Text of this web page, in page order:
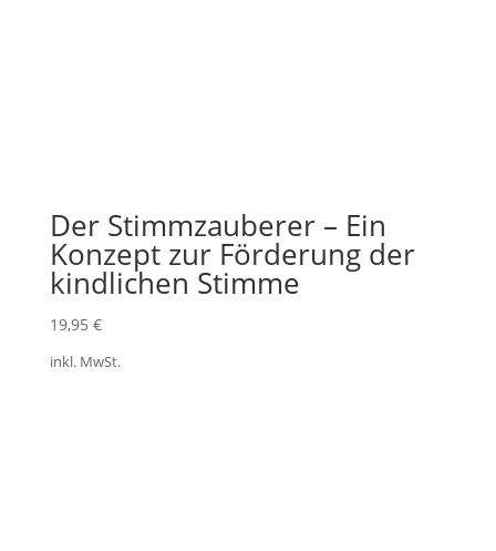
Der Stimmzauberer – Ein
Konzept zur Förderung der
kindlichen Stimme
19,95 €
inkl. MwSt.